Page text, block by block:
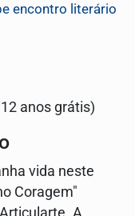
encontro literário
anos grátis)
vida neste
Coragem"